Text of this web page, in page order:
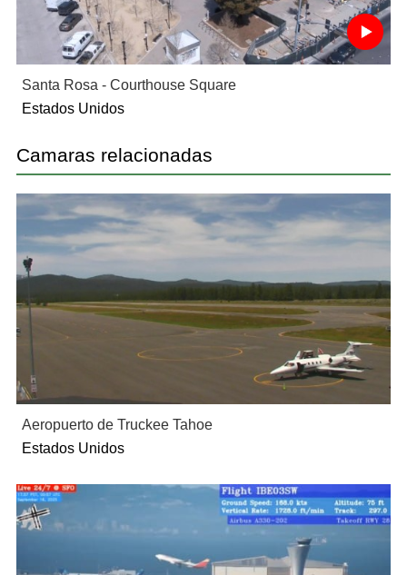
Santa Rosa - Courthouse Square
Estados Unidos
Camaras relacionadas
Aeropuerto de Truckee Tahoe
Estados Unidos